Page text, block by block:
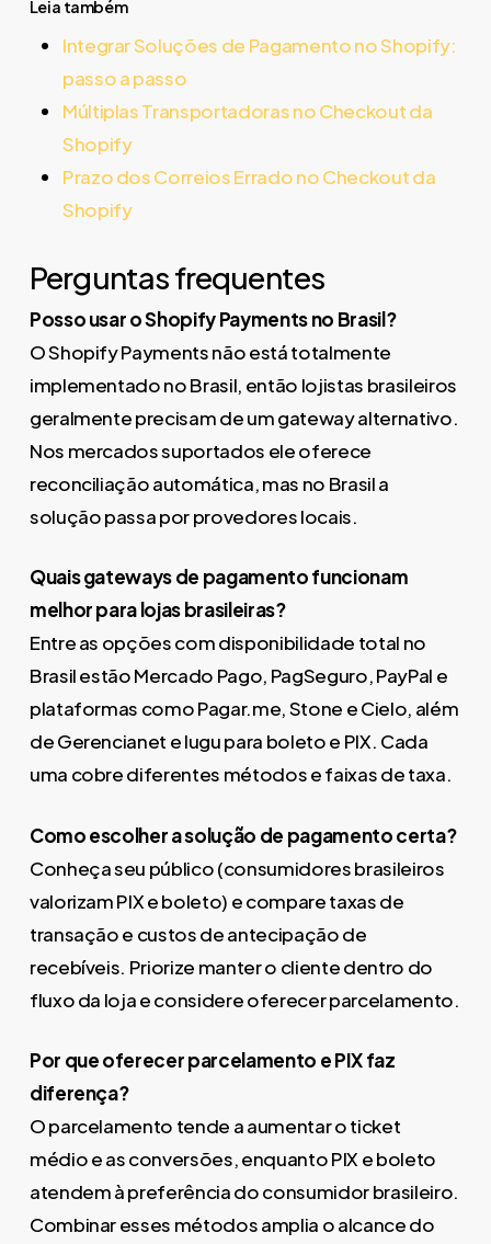
Leia também
Integrar Soluções de Pagamento no Shopify:
passo a passo
Múltiplas Transportadoras no Checkout da
Shopify
Prazo dos Correios Errado no Checkout da
Shopify
Perguntas frequentes
Posso usar o Shopify Payments no Brasil?
O Shopify Payments não está totalmente
implementado no Brasil, então lojistas brasileiros
geralmente precisam de um gateway alternativo.
Nos mercados suportados ele oferece
reconciliação automática, mas no Brasil a
solução passa por provedores locais.
Quais gateways de pagamento funcionam
melhor para lojas brasileiras?
Entre as opções com disponibilidade total no
Brasil estão Mercado Pago, PagSeguro, PayPal e
plataformas como Pagar.me, Stone e Cielo, além
de Gerencianet e Iugu para boleto e PIX. Cada
uma cobre diferentes métodos e faixas de taxa.
Como escolher a solução de pagamento certa?
Conheça seu público (consumidores brasileiros
valorizam PIX e boleto) e compare taxas de
transação e custos de antecipação de
recebíveis. Priorize manter o cliente dentro do
fluxo da loja e considere oferecer parcelamento.
Por que oferecer parcelamento e PIX faz
diferença?
O parcelamento tende a aumentar o ticket
médio e as conversões, enquanto PIX e boleto
atendem à preferência do consumidor brasileiro.
Combinar esses métodos amplia o alcance do